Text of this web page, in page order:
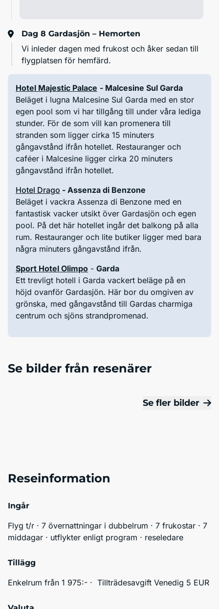
Dag 8 Gardasjön – Hemorten
Vi inleder dagen med frukost och åker sedan till
flygplatsen för hemfärd.
Hotel Majestic Palace - Malcesine Sul Garda
Beläget i lugna Malcesine Sul Garda med en stor
egen pool som vi har tillgång till under våra lediga
stunder. För de som vill kan promenera till
stranden som ligger cirka 15 minuters
gångavstånd ifrån hotellet. Restauranger och
caféer i Malcesine ligger cirka 20 minuters
gångavstånd ifrån hotellet.
Hotel Drago - Assenza di Benzone
Beläget i vackra Assenza di Benzone med en
fantastisk vacker utsikt över Gardasjön och egen
pool. På det här hotellet ingår det balkong på alla
rum. Restauranger och lite butiker ligger med bara
några minuters gångavstånd ifrån.
Sport Hotel Olimpo - Garda
Ett trevligt hotell i Garda vackert beläge på en
höjd ovanför Gardasjön. Här bor du omgiven av
grönska, med gångavstånd till Gardas charmiga
centrum och sjöns strandpromenad.
Se bilder från resenärer
Se fler bilder
Reseinformation
Ingår
Flyg t/r · 7 övernattningar i dubbelrum · 7 frukostar · 7
middagar · utflykter enligt program · reseledare
Tillägg
Enkelrum från 1 975:- ·  Tillträdesavgift Venedig 5 EUR